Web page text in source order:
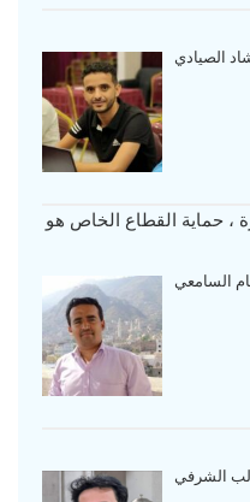
الصيادي
، حماية القطاع الخاص هو
السامعي
الشرفي